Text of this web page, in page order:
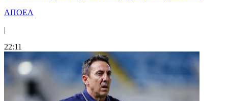
ΑΠΟΕΛ
|
22:11